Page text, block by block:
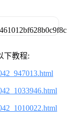
下教程: